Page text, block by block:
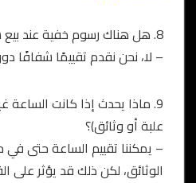
8. هل هناك رسوم خفية عند بيع ساعتي؟
– لا، نحن نقدم تقييمًا شفافًا
9. ماذا يحدث إذا كانت
علبة أو وثائق)؟
– يمكننا تقييم الساعة حتى
الوثائق، لكن ذلك قد يؤثر على